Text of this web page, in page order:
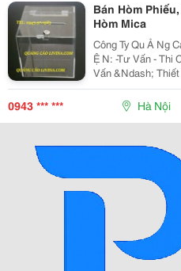
Bán Hòm
Hòm Mica
Công Ty Qu Ả Ng
Ệ N: -Tư Vấn - Thi Công: Panô, Bảng Hiệu, Hộp Đèn -Tư
Vấn &Ndash;
Triển Lãm -Tư Vấn &Ndash; Thiết Kế - Thi Công Trang
Trí Nội Ngoại Thất,
0943 *** *** Hà Nội